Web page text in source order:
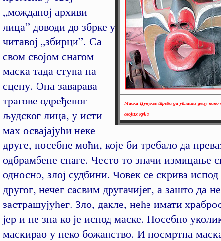
Маска Џунукве треба да уплаши децу како
својих кућа
„можданој архиви
лица” доводи до збрке у
читавој „збирци”. Са
свом својом снагом
маска тада ступа на
сцену. Она заварава
трагове одређеног
људског лица, у исти
мах освајајући неке
друге, посебне моћи, које би требало да
одбрамбене снаге. Често то значи измицање
односно, злој судбини. Човек се скрива
другог, нечег сасвим другачијег, а зашто да
застрашујућег. Зло, дакле, неће имати
јер и не зна ко је испод маске. Посебно
маскирао у неко божанство. И посмртна